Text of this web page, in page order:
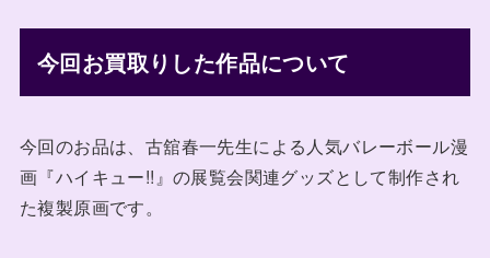
今回お買取りした作品について
今回のお品は、古舘春一先生による人気バレーボール漫
画『ハイキュー!!』の展覧会関連グッズとして制作され
た複製原画です。